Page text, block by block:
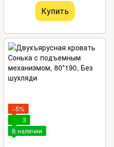
Купить
−5%
3
В наличии